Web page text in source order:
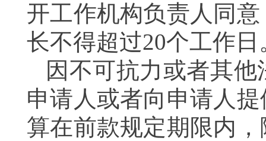
开工作机构负责人同
长不得超过20个工作日
因不可抗力或者其
申请人或者向申请人
算在前款规定期限内